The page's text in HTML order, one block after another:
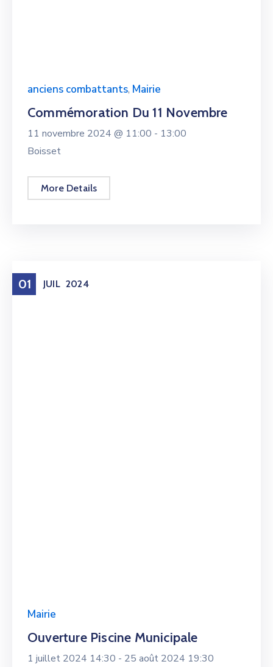
anciens combattants, Mairie
Commémoration Du 11 Novembre
11 novembre 2024 @ 11:00 - 13:00
Boisset
More Details
01 JUIL 2024
Mairie
Ouverture Piscine Municipale
1 juillet 2024 14:30 - 25 août 2024 19:30